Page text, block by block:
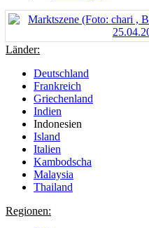
Länder:
Deutschland
Frankreich
Griechenland
Indien
Indonesien
Island
Italien
Kambodscha
Malaysia
Thailand
Regionen: